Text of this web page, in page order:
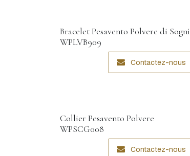
Bracelet Pesavento Polvere di Sogni
WPLVB909
Contactez-nous
Collier Pesavento Polvere
WPSCG008
Contactez-nous